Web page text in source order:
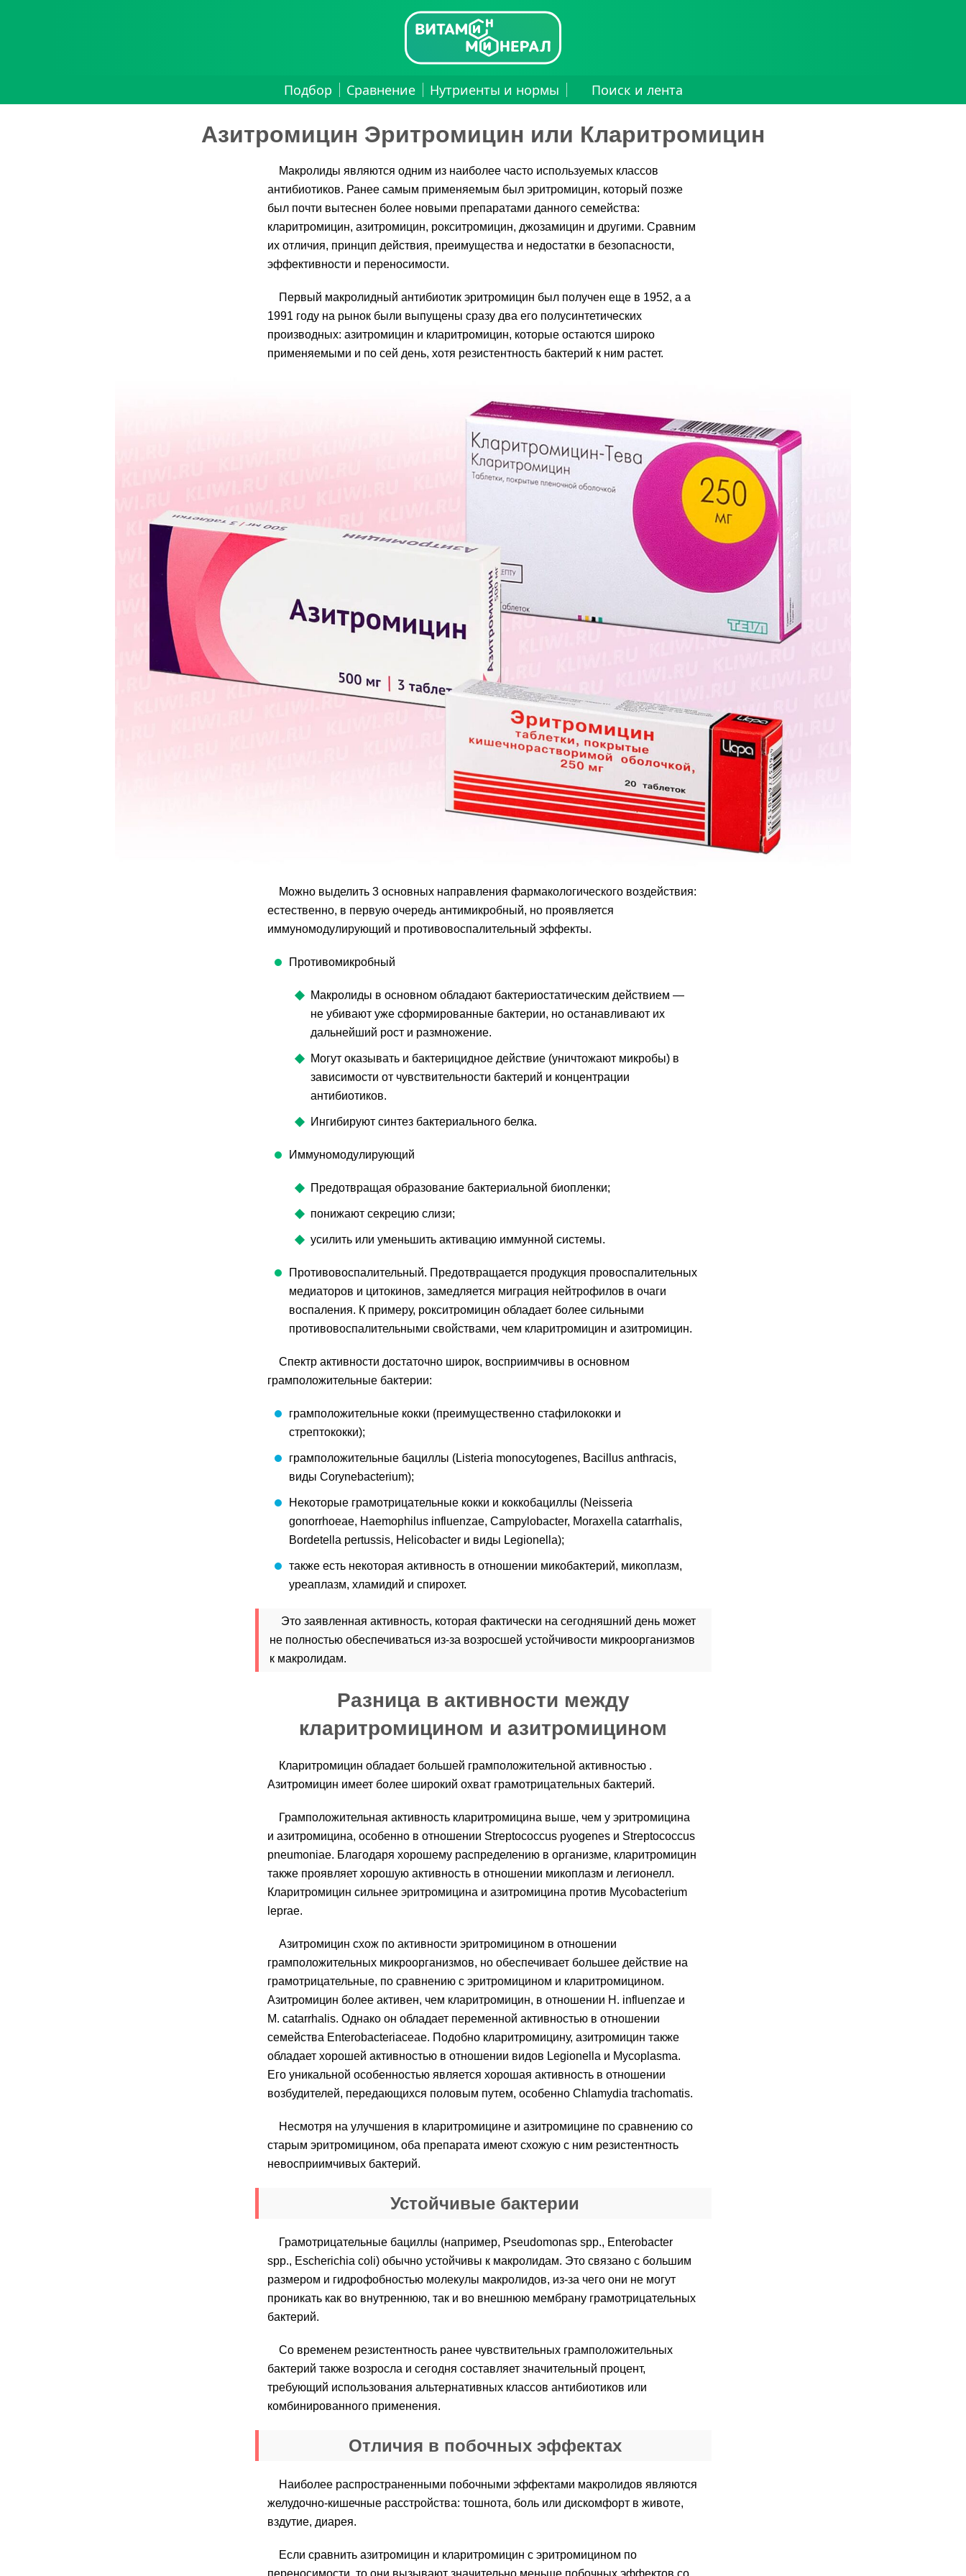
Подбор Сравнение Нутриенты и нормы Поиск и лента
Азитромицин Эритромицин или Кларитромицин
Макролиды являются одним из наиболее часто используемых классов
антибиотиков. Ранее самым применяемым был эритромицин, который позже
был почти вытеснен более новыми препаратами данного семейства:
кларитромицин, азитромицин, рокситромицин, джозамицин и другими. Сравним
их отличия, принцип действия, преимущества и недостатки в безопасности,
эффективности и переносимости.
Первый макролидный антибиотик эритромицин был получен еще в 1952, а а
1991 году на рынок были выпущены сразу два его полусинтетических
производных: азитромицин и кларитромицин, которые остаются широко
применяемыми и по сей день, хотя резистентность бактерий к ним растет.
Можно выделить 3 основных направления фармакологического воздействия:
естественно, в первую очередь антимикробный, но проявляется
иммуномодулирующий и противовоспалительный эффекты.
Противомикробный
Макролиды в основном обладают бактериостатическим действием —
не убивают уже сформированные бактерии, но останавливают их
дальнейший рост и размножение.
Могут оказывать и бактерицидное действие (уничтожают микробы) в
зависимости от чувствительности бактерий и концентрации
антибиотиков.
Ингибируют синтез бактериального белка.
Иммуномодулирующий
Предотвращая образование бактериальной биопленки;
понижают секрецию слизи;
усилить или уменьшить активацию иммунной системы.
Противовоспалительный. Предотвращается продукция провоспалительных
медиаторов и цитокинов, замедляется миграция нейтрофилов в очаги
воспаления. К примеру, рокситромицин обладает более сильными
противовоспалительными свойствами, чем кларитромицин и азитромицин.
Спектр активности достаточно широк, восприимчивы в основном
грамположительные бактерии:
грамположительные кокки (преимущественно стафилококки и
стрептококки);
грамположительные бациллы (Listeria monocytogenes, Bacillus anthracis,
виды Corynebacterium);
Некоторые грамотрицательные кокки и коккобациллы (Neisseria
gonorrhoeae, Haemophilus influenzae, Campylobacter, Moraxella catarrhalis,
Bordetella pertussis, Helicobacter и виды Legionella);
также есть некоторая активность в отношении микобактерий, микоплазм,
уреаплазм, хламидий и спирохет.
Это заявленная активность, которая фактически на сегодняшний день может
не полностью обеспечиваться из-за возросшей устойчивости микроорганизмов
к макролидам.
Разница в активности между
кларитромицином и азитромицином
Кларитромицин обладает большей грамположительной активностью .
Азитромицин имеет более широкий охват грамотрицательных бактерий.
Грамположительная активность кларитромицина выше, чем у эритромицина
и азитромицина, особенно в отношении Streptococcus pyogenes и Streptococcus
pneumoniae. Благодаря хорошему распределению в организме, кларитромицин
также проявляет хорошую активность в отношении микоплазм и легионелл.
Кларитромицин сильнее эритромицина и азитромицина против Mycobacterium
leprae.
Азитромицин схож по активности эритромицином в отношении
грамположительных микроорганизмов, но обеспечивает большее действие на
грамотрицательные, по сравнению с эритромицином и кларитромицином.
Азитромицин более активен, чем кларитромицин, в отношении H. influenzae и
M. catarrhalis. Однако он обладает переменной активностью в отношении
семейства Enterobacteriaceae. Подобно кларитромицину, азитромицин также
обладает хорошей активностью в отношении видов Legionella и Mycoplasma.
Его уникальной особенностью является хорошая активность в отношении
возбудителей, передающихся половым путем, особенно Chlamydia trachomatis.
Несмотря на улучшения в кларитромицине и азитромицине по сравнению со
старым эритромицином, оба препарата имеют схожую с ним резистентность
невосприимчивых бактерий.
Устойчивые бактерии
Грамотрицательные бациллы (например, Pseudomonas spp., Enterobacter
spp., Escherichia coli) обычно устойчивы к макролидам. Это связано с большим
размером и гидрофобностью молекулы макролидов, из-за чего они не могут
проникать как во внутреннюю, так и во внешнюю мембрану грамотрицательных
бактерий.
Со временем резистентность ранее чувствительных грамположительных
бактерий также возросла и сегодня составляет значительный процент,
требующий использования альтернативных классов антибиотиков или
комбинированного применения.
Отличия в побочных эффектах
Наиболее распространенными побочными эффектами макролидов являются
желудочно-кишечные расстройства: тошнота, боль или дискомфорт в животе,
вздутие, диарея.
Если сравнить азитромицин и кларитромицин с эритромицином по
переносимости, то они вызывают значительно меньше побочных эффектов со